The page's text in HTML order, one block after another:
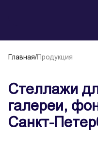
Главная/Продукция
Стеллажи
галереи,
Санкт-